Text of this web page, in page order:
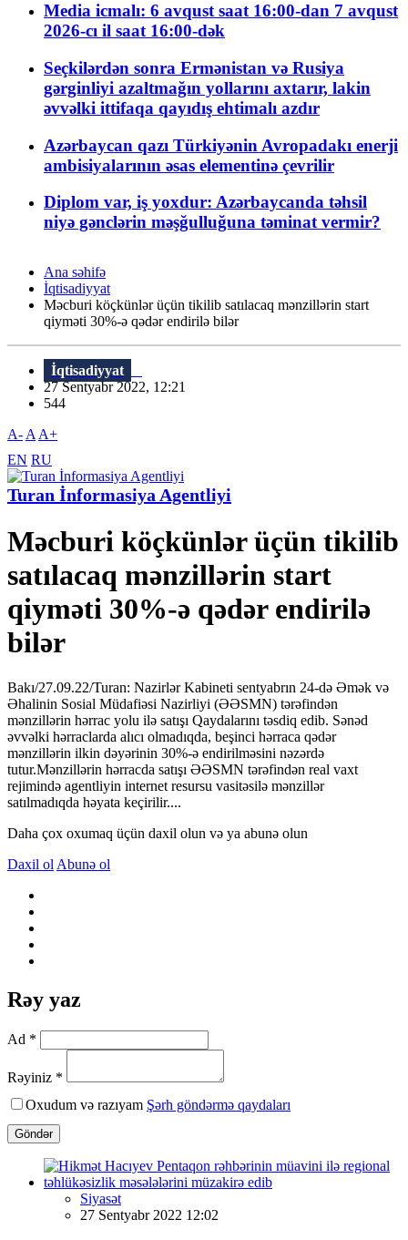
Media icmalı: 6 avqust saat 16:00-dan 7 avqust
2026-cı il saat 16:00-dək
Seçkilərdən sonra Ermənistan və Rusiya
gərginliyi azaltmağın yollarını axtarır, lakin
əvvəlki ittifaqa qayıdış ehtimalı azdır
Azərbaycan qazı Türkiyənin Avropadakı enerji
ambisiyalarının əsas elementinə çevrilir
Diplom var, iş yoxdur: Azərbaycanda təhsil
niyə gənclərin məşğulluğuna təminat vermir?
Ana səhifə
İqtisadiyyat
Məcburi köçkünlər üçün tikilib satılacaq mənzillərin start
qiyməti 30%-ə qədər endirilə bilər
İqtisadiyyat
27 Sentyabr 2022, 12:21
544
A- A A+
EN RU
Turan İnformasiya Agentliyi
Məcburi köçkünlər üçün tikilib
satılacaq mənzillərin start
qiyməti 30%-ə qədər endirilə
bilər
Bakı/27.09.22/Turan: Nazirlər Kabineti sentyabrın 24-də Əmək və
Əhalinin Sosial Müdafiəsi Nazirliyi (ƏƏSMN) tərəfindən
mənzillərin hərrac yolu ilə satışı Qaydalarını təsdiq edib. Sənəd
əvvəlki hərraclarda alıcı olmadıqda, beşinci hərraca qədər
mənzillərin ilkin dəyərinin 30%-ə endirilməsini nəzərdə
tutur.Mənzillərin hərracda satışı ƏƏSMN tərəfindən real vaxt
rejimində agentliyin internet resursu vasitəsilə mənzillər
satılmadıqda həyata keçirilir....
Daha çox oxumaq üçün daxil olun və ya abunə olun
Daxil ol Abunə ol
Rəy yaz
Ad *
Rəyiniz *
Oxudum və razıyam Şərh göndərmə qaydaları
Göndər
Siyasət
27 Sentyabr 2022 12:02